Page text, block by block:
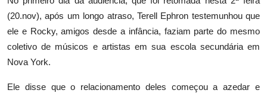
(20.nov), após um longo atraso, Terell Ephron testemunhou que
ele e Rocky, amigos desde a infância, faziam parte do mesmo
coletivo de músicos e artistas em sua escola secundária em
Nova York.
Ele disse que o relacionamento deles começou a azedar e